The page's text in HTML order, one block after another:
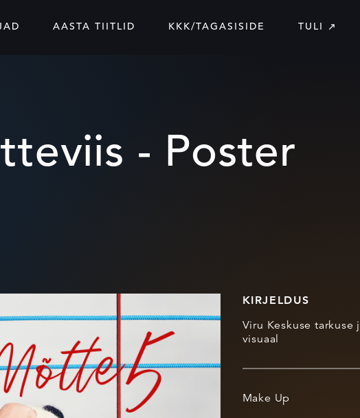
AASTA TIITLID KKK/TAGASISIDE TULI
- Poster
KIRJELDUS
Viru Keskuse
visuaal
Make Up